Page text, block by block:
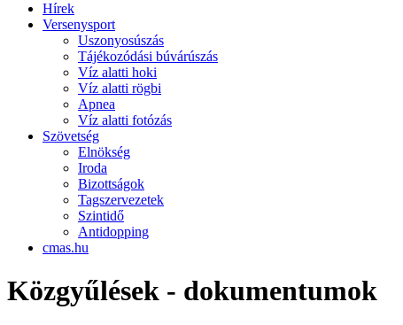
Hírek
Versenysport
Uszonyosúszás
Tájékozódási búvárúszás
Víz alatti hoki
Víz alatti rögbi
Apnea
Víz alatti fotózás
Szövetség
Elnökség
Iroda
Bizottságok
Tagszervezetek
Szintidő
Antidopping
cmas.hu
Közgyűlések - dokumentumok